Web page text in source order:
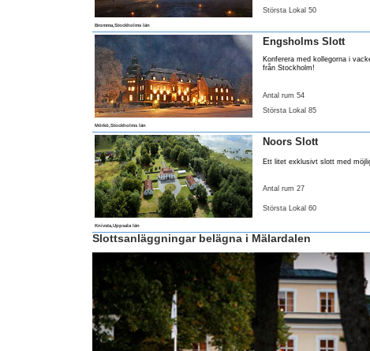
Största Lokal 50
Bromma,Stockholms län
Engsholms Slott
Konferera med kollegorna i
från Stockholm!
Antal rum 54
Största Lokal 85
Mörkö,Stockholms län
Noors Slott
Ett litet exklusivt slott med
Antal rum 27
Största Lokal 60
Knivsta,Uppsala län
Slottsanläggningar belägna i Mälardalen